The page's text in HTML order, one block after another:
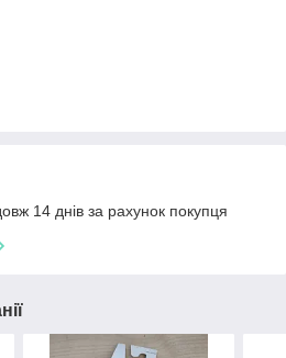
14 днів за рахунок покупця